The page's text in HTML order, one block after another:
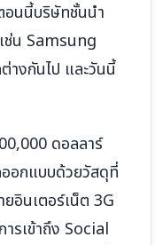
อนนี้บริษัทชั้นนำ
ช่น Samsung
งกันไป และวันนี้
ดอลลาร์
อกแบบด้วยวัสดุที่
อินเตอร์เน็ต 3G
รเข้าถึง Social